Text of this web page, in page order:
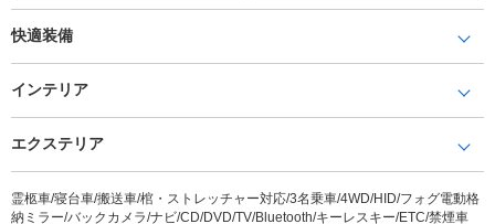
快適装備
インテリア
エクステリア
霊柩車/寝台車/搬送車/棺・ストレッチャー対応/3名乗車/4WD/HID/フォグ電動格
納ミラー/バックカメラ/ナビ/CD/DVD/TV/Bluetooth/キーレスキー/ETC/禁煙車